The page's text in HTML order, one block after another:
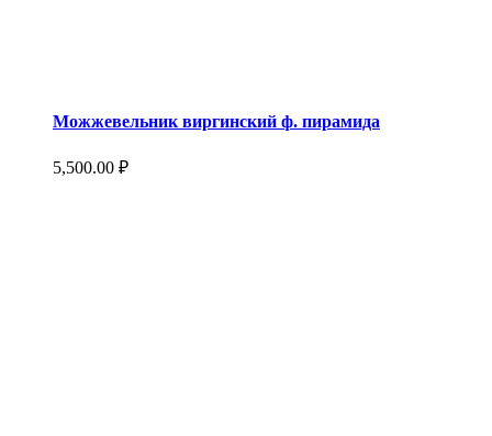
Можжевельник виргинский ф. пирамида
5,500.00 ₽